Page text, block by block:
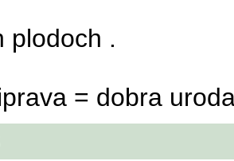
plodoch .
= dobra